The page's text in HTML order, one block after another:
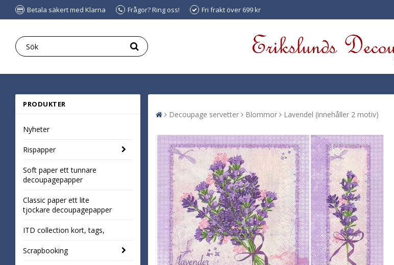
Betala säkert med Klarna Frågor? Ring oss! Fri frakt över 699 kr
PRODUKTER
Nyheter
Rispapper
Soft paper ett tunnare
decoupagepapper
Classic paper ett lite
tjockare decoupagepapper
ITD collection kort, tags,
Scrapbooking
Decoupage servetter Blommor Lavendel (innehåller 2 motiv)